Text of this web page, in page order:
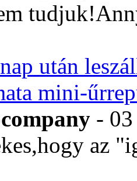
után
mini-
-
az